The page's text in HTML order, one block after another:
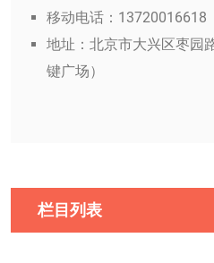
移动电话：13720016618
地址：北京市大兴区枣园
键广场）
栏目列表